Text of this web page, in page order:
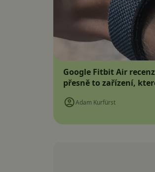
Google Fitbit Air
přesně to zařízení,
Adam Kurfürst